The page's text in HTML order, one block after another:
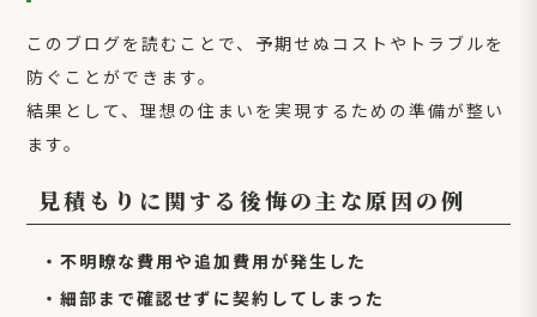
このブログを読むことで、予期せぬコストやトラブルを
防ぐことができます。
結果として、理想の住まいを実現するための準備が整い
ます。
見積もりに関する後悔の主な原因の例
・不明瞭な費用や追加費用が発生した
・細部まで確認せずに契約してしまった